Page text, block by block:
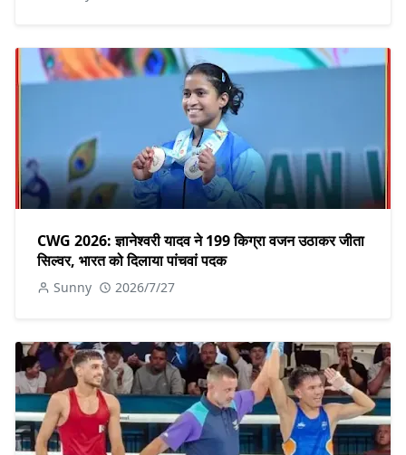
CWG 2026: ज्ञानेश्वरी यादव ने 199 किग्रा वजन उठाकर जीता
सिल्वर, भारत को दिलाया पांचवां पदक
Sunny 2026/7/27